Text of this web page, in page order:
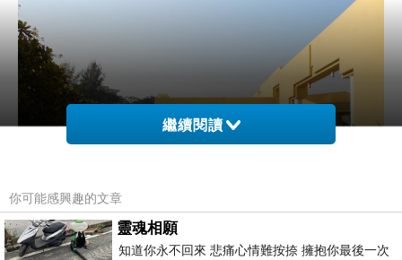
繼續閱讀
你可能感興趣的文章
靈魂相願
知道你永不回來 悲痛心情難按捺 擁抱你最後一次